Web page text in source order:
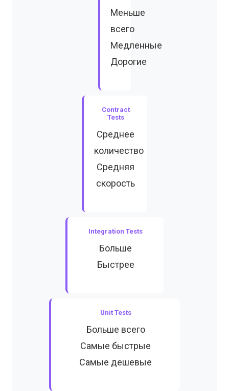
Меньше
всего
Медленные
Дорогие
Contract
Tests
Среднее
количество
Средняя
скорость
Integration Tests
Больше
Быстрее
Unit Tests
Больше всего
Самые быстрые
Самые дешевые